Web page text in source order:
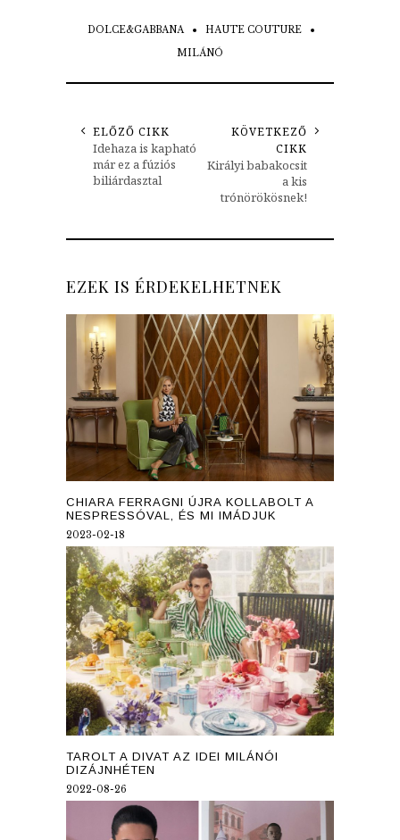
DOLCE&GABBANA
HAUTE COUTURE
MILÁNÓ
ELŐZŐ CIKK
Idehaza is kapható
már ez a fúziós
biliárdasztal
KÖVETKEZŐ
CIKK
Királyi babakocsit
a kis
trónörökösnek!
EZEK IS ÉRDEKELHETNEK
CHIARA FERRAGNI ÚJRA KOLLABOLT A
NESPRESSÓVAL, ÉS MI IMÁDJUK
2023-02-18
TAROLT A DIVAT AZ IDEI MILÁNÓI
DIZÁJNHÉTEN
2022-08-26